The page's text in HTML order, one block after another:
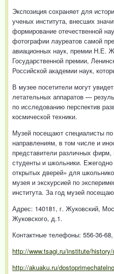
Экспозиция сохраняет для
ученых института, внесших
формирование отечественной
фотографии лауреатов самой
авиационных наук, премии Н.Е.
Государственной премии,
Российской академии наук,
В музее посетители могут
летательных аппаратов —
по исследованию перспектив
космической техники.
Музей посещают специалисты
направлениям, в том числе и
представители различных фирм,
студенты и школьники.
открытых дверей» для
музея и экскурсией по
института. За год музей
Адрес: 140181, г. Жуковский,
Жуковского, д.1.
Контактные телефоны: 556-36-
http://www.tsagi.ru/institute/
http://akuaku.ru/